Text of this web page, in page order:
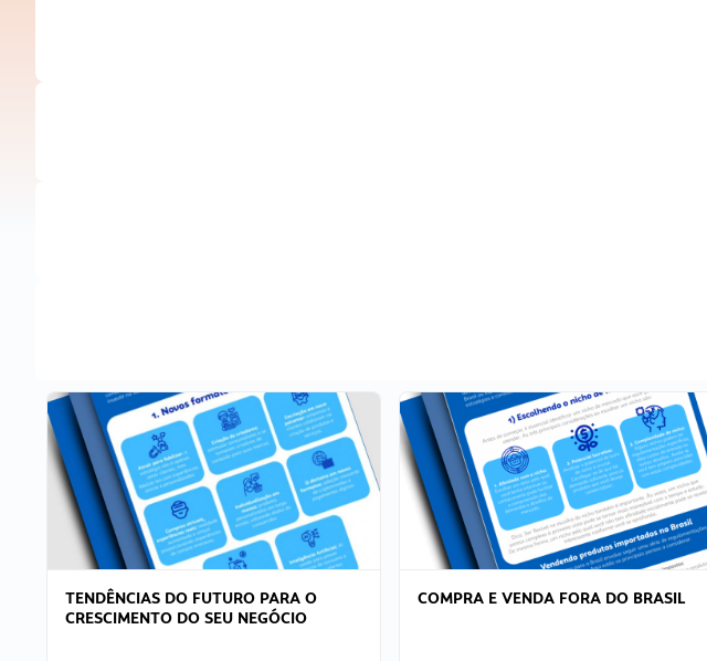
TENDÊNCIAS DO FUTURO PARA O
CRESCIMENTO DO SEU NEGÓCIO
COMPRA E VENDA FORA DO BRASIL